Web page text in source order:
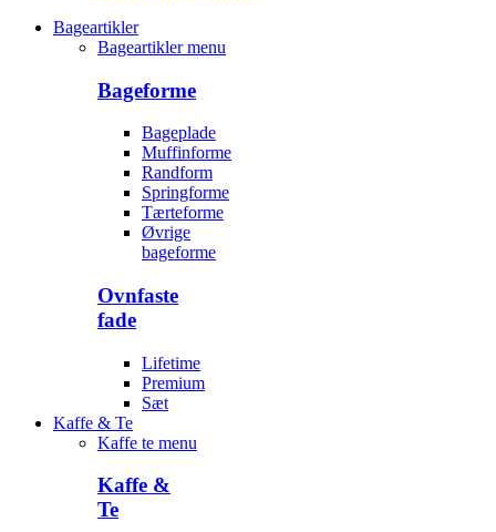
Bageartikler
Bageartikler menu
Bageforme
Bageplade
Muffinforme
Randform
Springforme
Tærteforme
Øvrige
bageforme
Ovnfaste
fade
Lifetime
Premium
Sæt
Kaffe & Te
Kaffe te menu
Kaffe &
Te